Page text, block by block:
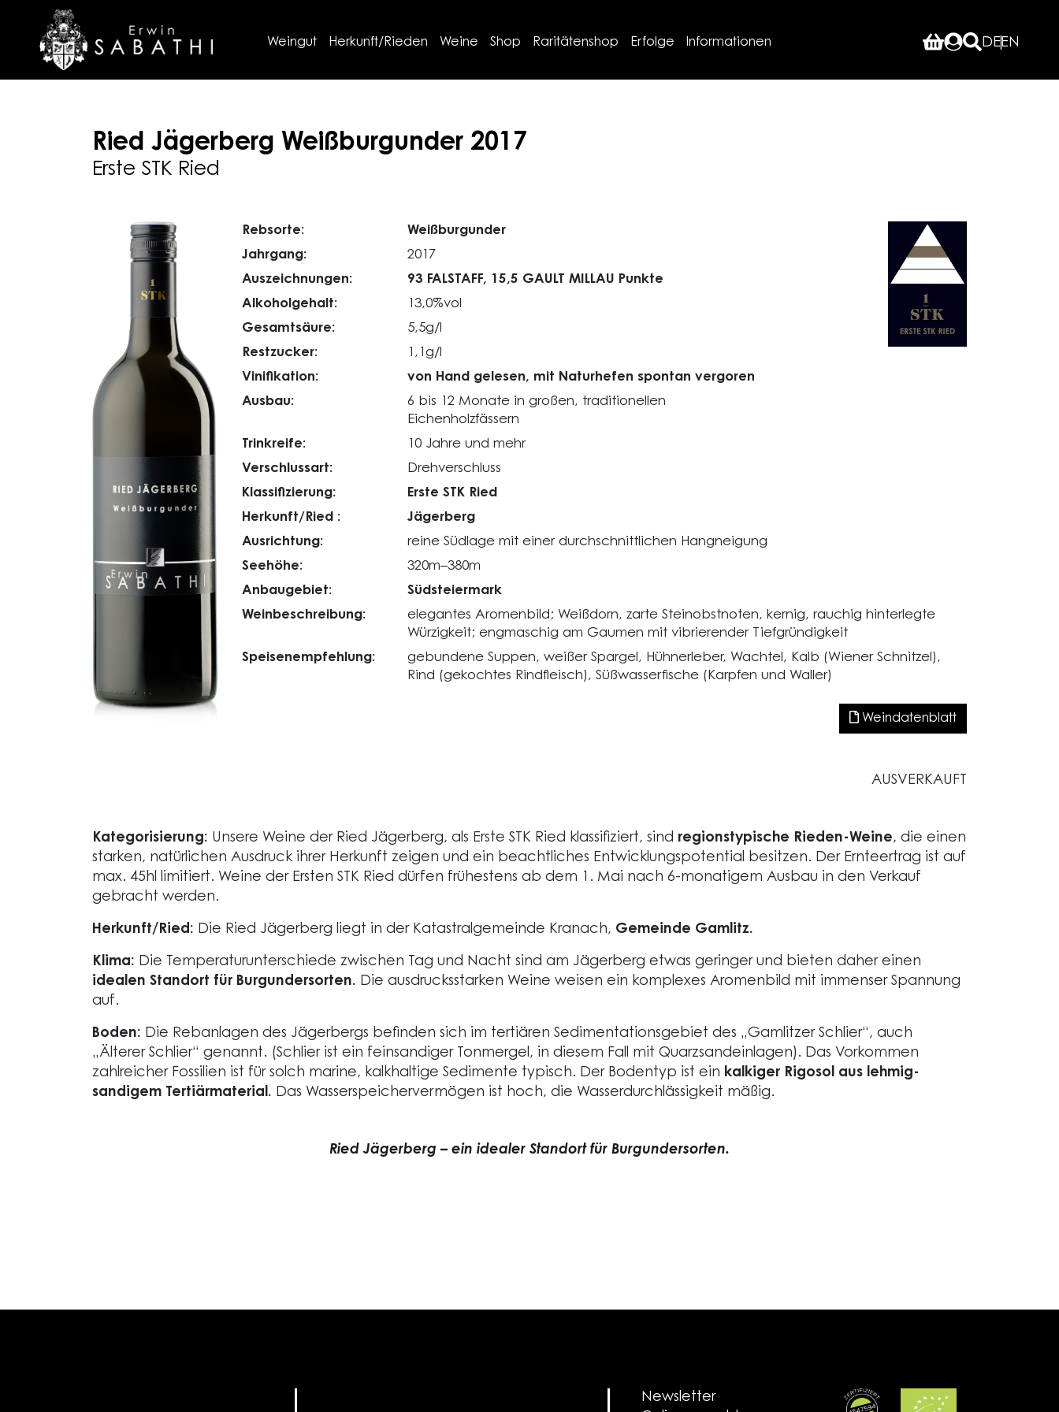
Weingut Herkunft/Rieden Weine Shop Raritätenshop Erfolge Informationen DEEN
Ried Jägerberg Weißburgunder 2017
Erste STK Ried
Rebsorte:
Weißburgunder
Jahrgang:
2017
Auszeichnungen:
93 FALSTAFF, 15,5 GAULT MILLAU Punkte
Alkoholgehalt:
13,0%vol
Gesamtsäure:
5,5g/l
Restzucker:
1,1g/l
Vinifikation:
von Hand gelesen, mit Naturhefen spontan vergoren
Ausbau:
6 bis 12 Monate in großen, traditionellen
Eichenholzfässern
Trinkreife:
10 Jahre und mehr
Verschlussart:
Drehverschluss
Klassifizierung:
Erste STK Ried
Herkunft/Ried :
Jägerberg
Ausrichtung:
reine Südlage mit einer durchschnittlichen Hangneigung
Seehöhe:
320m–380m
Anbaugebiet:
Südsteiermark
Weinbeschreibung:
elegantes Aromenbild; Weißdorn, zarte Steinobstnoten, kernig, rauchig hinterlegte
Würzigkeit; engmaschig am Gaumen mit vibrierender Tiefgründigkeit
Speisenempfehlung:
gebundene Suppen, weißer Spargel, Hühnerleber, Wachtel, Kalb (Wiener Schnitzel),
Rind (gekochtes Rindfleisch), Süßwasserfische (Karpfen und Waller)
Weindatenblatt
AUSVERKAUFT
Kategorisierung: Unsere Weine der Ried Jägerberg, als Erste STK Ried klassifiziert, sind regionstypische Rieden-Weine, die einen
starken, natürlichen Ausdruck ihrer Herkunft zeigen und ein beachtliches Entwicklungspotential besitzen. Der Ernteertrag ist auf
max. 45hl limitiert. Weine der Ersten STK Ried dürfen frühestens ab dem 1. Mai nach 6-monatigem Ausbau in den Verkauf
gebracht werden.
Herkunft/Ried: Die Ried Jägerberg liegt in der Katastralgemeinde Kranach, Gemeinde Gamlitz.
Klima: Die Temperaturunterschiede zwischen Tag und Nacht sind am Jägerberg etwas geringer und bieten daher einen
idealen Standort für Burgundersorten. Die ausdrucksstarken Weine weisen ein komplexes Aromenbild mit immenser Spannung
auf.
Boden: Die Rebanlagen des Jägerbergs befinden sich im tertiären Sedimentationsgebiet des „Gamlitzer Schlier“, auch
„Älterer Schlier“ genannt. (Schlier ist ein feinsandiger Tonmergel, in diesem Fall mit Quarzsandeinlagen). Das Vorkommen
zahlreicher Fossilien ist für solch marine, kalkhaltige Sedimente typisch. Der Bodentyp ist ein kalkiger Rigosol aus lehmig-
sandigem Tertiärmaterial. Das Wasserspeichervermögen ist hoch, die Wasserdurchlässigkeit mäßig.
Ried Jägerberg – ein idealer Standort für Burgundersorten.
Newsletter